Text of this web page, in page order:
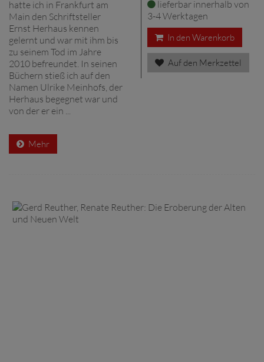
hatte ich in Frankfurt am
Main den Schriftsteller
Ernst Herhaus kennen
gelernt und war mit ihm bis
zu seinem Tod im Jahre
2010 befreundet. In seinen
Büchern stieß ich auf den
Namen Ulrike Meinhofs, der
Herhaus begegnet war und
von der er ein ...
Mehr
lieferbar innerhalb von
3-4 Werktagen
In den Warenkorb
Auf den Merkzettel